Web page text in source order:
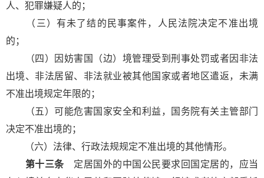
人、犯罪嫌疑人的；
（三）有未了结的民事案件，人民法院决定不准出境
的；
（四）因妨害国（边）境管理受到刑事处罚或者因非法
出境、非法居留、非法就业被其他国家或者地区遣返，未满
不准出境规定年限的；
（五）可能危害国家安全和利益，国务院有关主管部门
决定不准出境的；
（六）法律、行政法规规定不准出境的其他情形。
第十三条 定居国外的中国公民要求回国定居的，应当